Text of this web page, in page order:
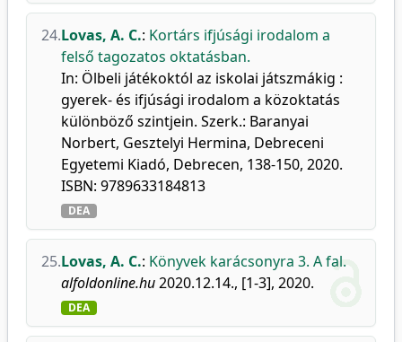
24.Lovas, A. C.: Kortárs ifjúsági irodalom a
felső tagozatos oktatásban.
In: Ölbeli játékoktól az iskolai játszmákig :
gyerek- és ifjúsági irodalom a közoktatás
különböző szintjein. Szerk.: Baranyai
Norbert, Gesztelyi Hermina, Debreceni
Egyetemi Kiadó, Debrecen, 138-150, 2020.
ISBN: 9789633184813
DEA
25.Lovas, A. C.: Könyvek karácsonyra 3. A fal.
alfoldonline.hu2020.12.14., [1-3], 2020.
DEA